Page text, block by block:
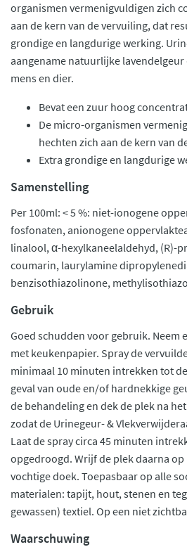
organismen vermenigvuldigen zich
aan de kern van de vervuiling, dat
grondige en langdurige werking.
aangename natuurlijke
mens en dier.
Bevat een zuur hoog
De micro-organismen
hechten zich aan de kern van
Extra grondige en langdurige
Samenstelling
Per 100ml: < 5 %: niet-ionogene
fosfonaten, anionogene
linalool, α-hexylkaneelaldehyd, (R)-
coumarin, laurylamine
benzisothiazolinone,
Gebruik
Goed schudden voor gebruik. Neem
met keukenpapier. Spray de
minimaal 10 minuten intrekken tot
geval van oude en/of hardnekkige
de behandeling en dek de plek na
zodat de Urinegeur- &
Laat de spray circa 45 minuten
opgedroogd. Wrijf de plek daarna op
vochtige doek. Toepasbaar op alle
materialen: tapijt, hout, stenen en
gewassen) textiel. Op een niet
Waarschuwing